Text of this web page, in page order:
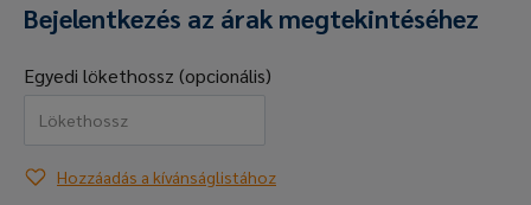
Bejelentkezés az árak megtekintéséhez
Egyedi lökethossz (opcionális)
Hozzáadás a kívánságlistához